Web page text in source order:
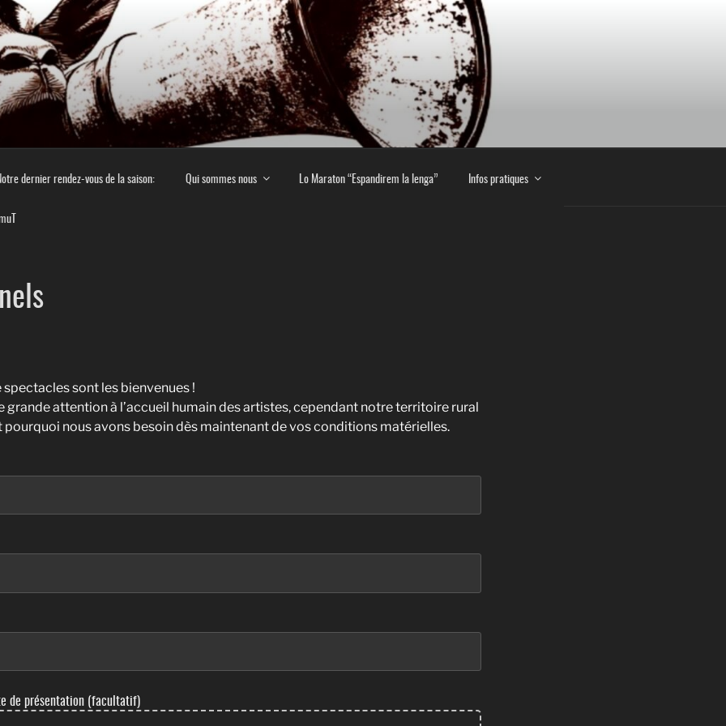
MONTAGNE NOIRE
en Montagne Noire
dernier rendez-vous de la saison: Qui sommes nous Lo Maraton “Espandirem la lenga” Infos pratiques
sont les bienvenues !
grande attention à l’accueil humain des artistes, cependant notre territoire rural
pourquoi nous avons besoin dès maintenant de vos conditions matérielles.
de présentation (facultatif)